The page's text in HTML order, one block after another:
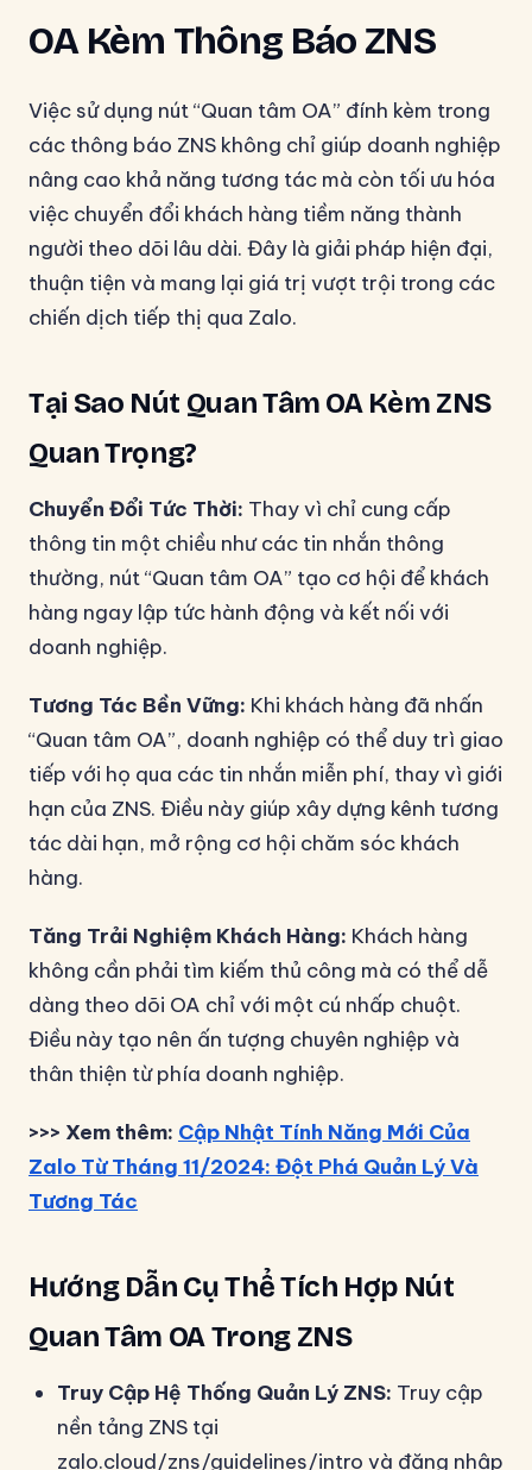
OA Kèm Thông Báo ZNS
Việc sử dụng nút “Quan tâm OA” đính kèm trong
các thông báo ZNS không chỉ giúp doanh nghiệp
nâng cao khả năng tương tác mà còn tối ưu hóa
việc chuyển đổi khách hàng tiềm năng thành
người theo dõi lâu dài. Đây là giải pháp hiện đại,
thuận tiện và mang lại giá trị vượt trội trong các
chiến dịch tiếp thị qua Zalo.
Tại Sao Nút Quan Tâm OA Kèm ZNS
Quan Trọng?
Chuyển Đổi Tức Thời: Thay vì chỉ cung cấp
thông tin một chiều như các tin nhắn thông
thường, nút “Quan tâm OA” tạo cơ hội để khách
hàng ngay lập tức hành động và kết nối với
doanh nghiệp.
Tương Tác Bền Vững: Khi khách hàng đã nhấn
“Quan tâm OA”, doanh nghiệp có thể duy trì giao
tiếp với họ qua các tin nhắn miễn phí, thay vì giới
hạn của ZNS. Điều này giúp xây dựng kênh tương
tác dài hạn, mở rộng cơ hội chăm sóc khách
hàng.
Tăng Trải Nghiệm Khách Hàng: Khách hàng
không cần phải tìm kiếm thủ công mà có thể dễ
dàng theo dõi OA chỉ với một cú nhấp chuột.
Điều này tạo nên ấn tượng chuyên nghiệp và
thân thiện từ phía doanh nghiệp.
>>> Xem thêm: Cập Nhật Tính Năng Mới Của
Zalo Từ Tháng 11/2024: Đột Phá Quản Lý Và
Tương Tác
Hướng Dẫn Cụ Thể Tích Hợp Nút
Quan Tâm OA Trong ZNS
Truy Cập Hệ Thống Quản Lý ZNS: Truy cập
nền tảng ZNS tại
zalo.cloud/zns/guidelines/intro và đăng nhập